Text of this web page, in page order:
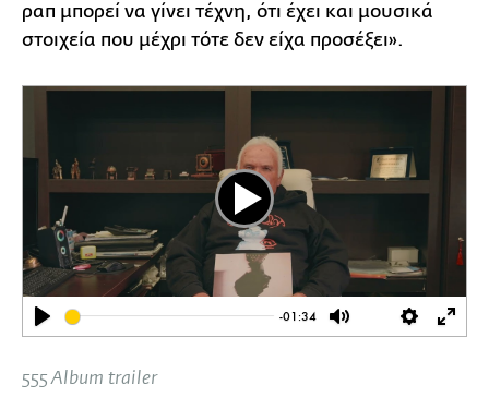
ραπ μπορεί να γίνει τέχνη, ότι έχει και μουσικά
στοιχεία που μέχρι τότε δεν είχα προσέξει».
Play
-01:34
Mute Settings
Play
555 Album trailer